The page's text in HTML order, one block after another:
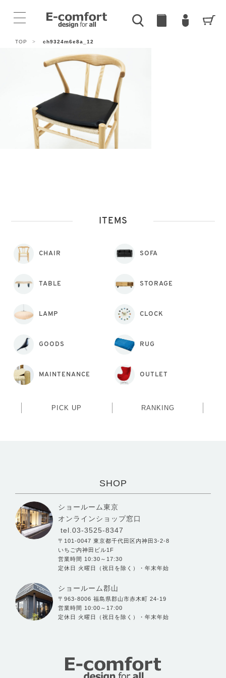
TOP > ch9324m6e8a_12
ITEMS
CHAIR SOFA
TABLE STORAGE
LAMP CLOCK
GOODS RUG
MAINTENANCE OUTLET
PICK UP RANKING
SHOP
ショールーム東京
オンラインショップ窓口
tel.03-3525-8347
〒101-0047 東京都千代田区内神田3-2-8
いちご内神田ビル1F
営業時間 10:30～17:30
定休日 火曜日（祝日を除く）・年末年始
ショールーム郡山
〒963-8006 福島県郡山市赤木町 24-19
営業時間 10:00～17:00
定休日 火曜日（祝日を除く）・年末年始